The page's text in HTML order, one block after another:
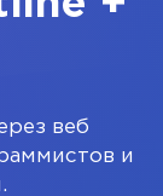
веб
и